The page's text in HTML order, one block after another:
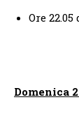
Ore
Domenica